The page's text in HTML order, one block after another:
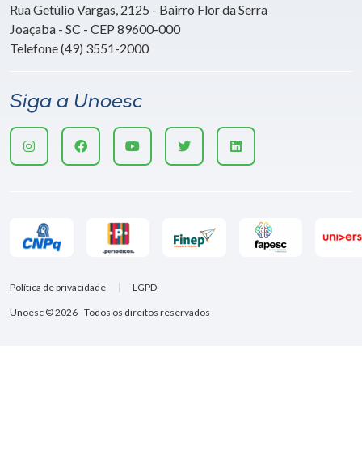
Rua Getúlio Vargas, 2125 - Bairro Flor da Serra
Joaçaba - SC - CEP 89600-000
Telefone (49) 3551-2000
Siga a Unoesc
Unoesc © 2026 - Todos os direitos reservados
Política de privacidade LGPD